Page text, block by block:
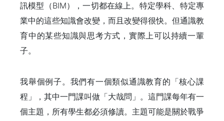
訊模型（BIM），一切都在線上。特定學科、特定專
業中的這些知識會改變，而且改變得很快。但通識教
育中的某些知識與思考方式，實際上可以持續一輩
子。
我舉個例子。我們有一個類似通識教育的「核心課
程」，其中一門課叫做「大哉問」。這門課每年有一
個主題，所有學生都必須修讀。主題可能是關於戰爭